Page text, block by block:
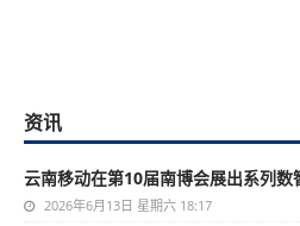
资讯
云南移动在第10届南博会展出系列数
2026年6月13日 星期六 18:17